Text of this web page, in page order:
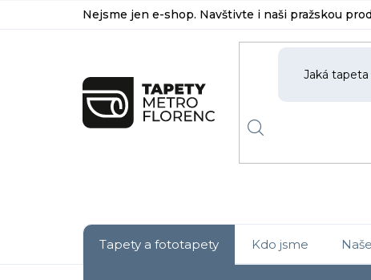
na
Nejsme jen e-shop. Navštivte i naši pražskou
Tapety a fototapety Kdo jsme